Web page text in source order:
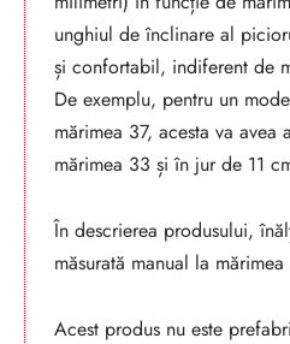
unghiul de înclinare al
și confortabil, indiferent de
De exemplu, pentru un
mărimea 37, acesta va avea
mărimea 33 și în jur de 11
În descrierea produsului,
măsurată manual la
Acest produs nu este